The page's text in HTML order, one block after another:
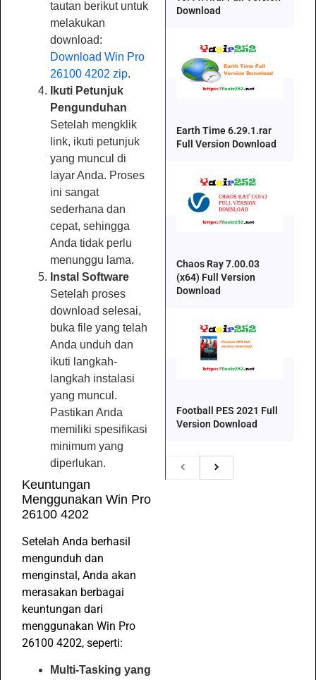
tautan berikut untuk
melakukan
download:
Download Win Pro
26100 4202 zip.
Ikuti Petunjuk
Pengunduhan
Setelah mengklik
link, ikuti petunjuk
yang muncul di
layar Anda. Proses
ini sangat
sederhana dan
cepat, sehingga
Anda tidak perlu
menunggu lama.
Instal Software
Setelah proses
download selesai,
buka file yang telah
Anda unduh dan
ikuti langkah-
langkah instalasi
yang muncul.
Pastikan Anda
memiliki spesifikasi
minimum yang
diperlukan.
Keuntungan
Menggunakan Win Pro
26100 4202
Setelah Anda berhasil
mengunduh dan
menginstal, Anda akan
merasakan berbagai
keuntungan dari
menggunakan Win Pro
26100 4202, seperti:
Multi-Tasking yang
Download
Earth Time 6.29.1.rar
Full Version Download
Chaos Ray 7.00.03
(x64) Full Version
Download
Football PES 2021 Full
Version Download